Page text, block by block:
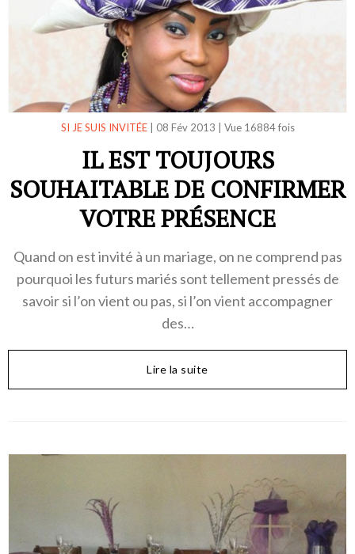
SI JE SUIS INVITÉE| 08 Fév 2013 Vue 16884 fois
IL EST TOUJOURS
SOUHAITABLE DE CONFIRMER
VOTRE PRÉSENCE
Quand on est invité à un mariage, on ne comprend pas
pourquoi les futurs mariés sont tellement pressés de
savoir si l’on vient ou pas, si l’on vient accompagner
des…
Lire la suite